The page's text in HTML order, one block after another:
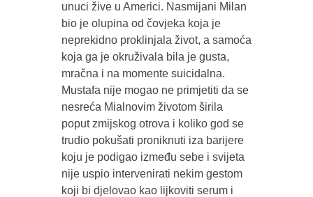
unuci žive u Americi. Nasmijani Milan
bio je olupina od čovjeka koja je
neprekidno proklinjala život, a samoća
koja ga je okruživala bila je gusta,
mračna i na momente suicidalna.
Mustafa nije mogao ne primjetiti da se
nesreća Mialnovim životom širila
poput zmijskog otrova i koliko god se
trudio pokušati proniknuti iza barijere
koju je podigao između sebe i svijeta
nije uspio intervenirati nekim gestom
koji bi djelovao kao lijkoviti serum i